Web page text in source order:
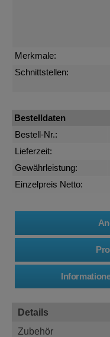
Merkmale:
Schnittstellen:
Bestelldaten
Bestell-Nr.:
Lieferzeit:
Gewährleistung:
Einzelpreis Netto:
Details
Zubehör